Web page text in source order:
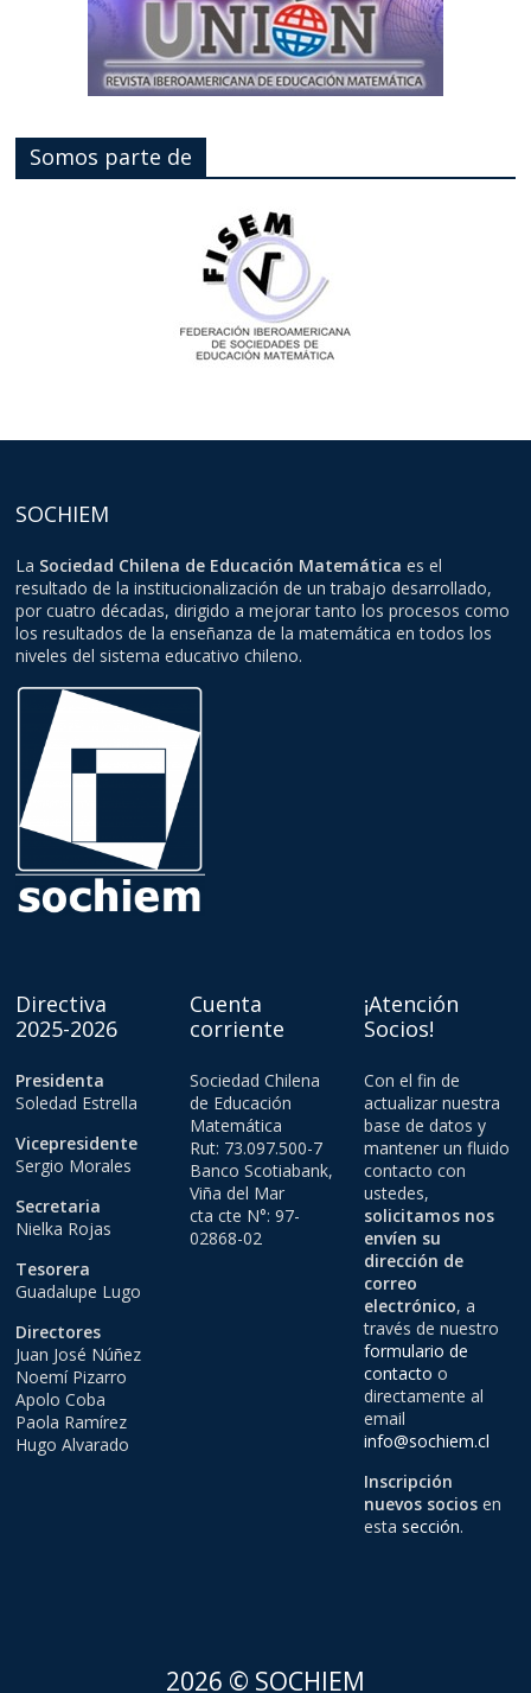
Somos parte de
SOCHIEM
La Sociedad Chilena de Educación Matemática es el
resultado de la institucionalización de un trabajo desarrollado,
por cuatro décadas, dirigido a mejorar tanto los procesos como
los resultados de la enseñanza de la matemática en todos los
niveles del sistema educativo chileno.
Directiva
2025-2026
Presidenta
Soledad Estrella
Vicepresidente
Sergio Morales
Secretaria
Nielka Rojas
Tesorera
Guadalupe Lugo
Directores
Juan José Núñez
Noemí Pizarro
Apolo Coba
Paola Ramírez
Hugo Alvarado
Cuenta
corriente
Sociedad Chilena
de Educación
Matemática
Rut: 73.097.500-7
Banco Scotiabank,
Viña del Mar
cta cte N°: 97-
02868-02
¡Atención
Socios!
Con el fin de
actualizar nuestra
base de datos y
mantener un fluido
contacto con
ustedes,
solicitamos nos
envíen su
dirección de
correo
electrónico, a
través de nuestro
formulario de
contacto o
directamente al
email
info@sochiem.cl
Inscripción
nuevos sociosen
esta sección.
2026 © SOCHIEM